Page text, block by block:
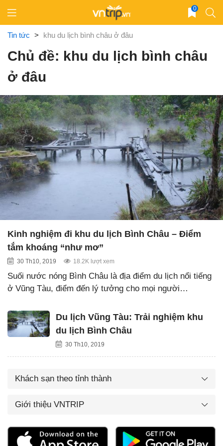
content
0
Tin tức > khu du lịch bình châu ở đâu
Chủ đề: khu du lịch bình châu
ở đâu
Kinh nghiệm đi khu du lịch Bình Châu – Điểm
tắm khoáng “như mơ”
30 Th10, 2019 18.2K lượt xem
Suối nước nóng Bình Châu là địa điểm du lịch nổi tiếng
ở Vũng Tàu, điểm đến lý tưởng cho mọi người…
Du lịch Vũng Tàu: Trải nghiệm khu
du lịch Bình Châu
30 Th10, 2019
Khách sạn theo tỉnh thành
Giới thiệu VNTRIP